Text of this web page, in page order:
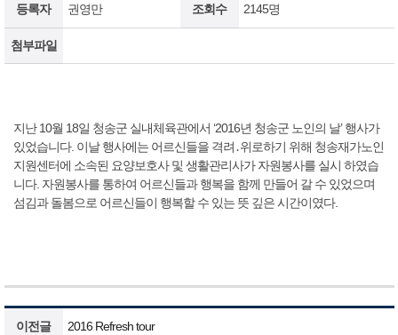
등록자 권영만 조회수 2145명
첨부파일
지난 10월 18일 청송군 실내체육관에서 ‘2016년 청송군 노인의 날’ 행사가
있었습니다. 이날 행사에는 어르신들을 격려․위로하기 위해 청송재가노인
지원센터에 소속된 요양보호사 및 생활관리사가 자원봉사를 실시 하였습
니다. 자원봉사를 통하여 어르신들과 행복을 함께 만들어 갈 수 있었으며
섬김과 돌봄으로 어르신들이 행복할 수 있는 뜻 깊은 시간이였다.
이전글 2016 Refresh tour